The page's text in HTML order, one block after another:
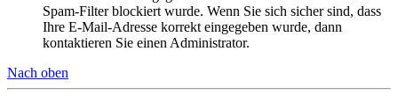
Spam-Filter blockiert wurde. Wenn Sie sich sicher sind, dass
Ihre E-Mail-Adresse korrekt eingegeben wurde, dann
kontaktieren Sie einen Administrator.
Nach oben